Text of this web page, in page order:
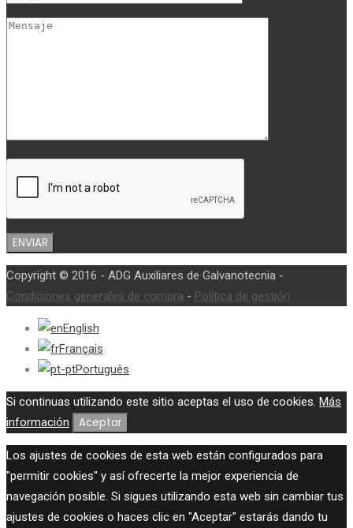
Copyright © 2016 - ADG Auxiliares de Galvanotecnia -
Condiciones generales de compra - Política de gestión
English
Français
Português
Si continuas utilizando este sitio aceptas el uso de cookies. Más
información
Aceptar
Los ajustes de cookies de esta web están configurados para
"permitir cookies" y así ofrecerte la mejor experiencia de
navegación posible. Si sigues utilizando esta web sin cambiar tus
ajustes de cookies o haces clic en "Aceptar" estarás dando tu